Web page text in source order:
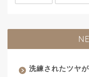
洗練されたツヤ